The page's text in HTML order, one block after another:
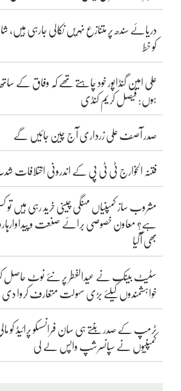
دریائے سندھ پر متنازع نہریں نکالی جارہی ہیں، شاہ
کو خط
علی امین گنڈاپور خود چاہتے تھے کہ وفاق کے
ہوں: فیصل کریم کنڈی
صدر آصف علی زرداری آج چین جائیں گے
فتنہ الخوارج ٹی ٹی پی کے اندرونی اختلافات
مشروب ساز کمپنیاں مہنگی چینی خرید رہی ہیں تو
ہے؟ معاون خصوصی برائے صنعت و
بھی آگیا
سٹیٹ بینک نے عیدالفطر پر نئے نوٹ
خواہشمندوں کیلئے بڑی سہولت متعارف کروا دی
ٹرمپ کے صدر بنتے ہی سان فرانسسکو پرائیڈ کو
کمپنیوں نے سپانسرشپ واپس لے لی